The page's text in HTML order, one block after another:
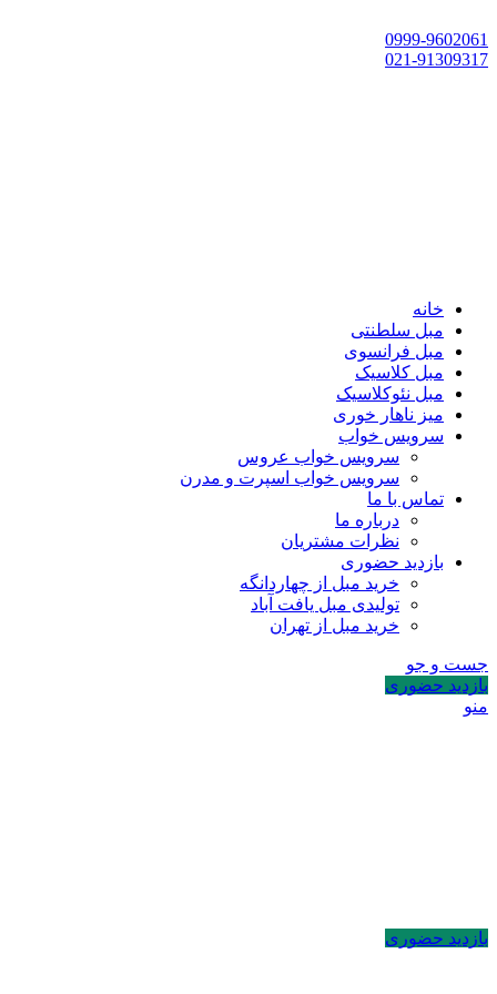
0999-9602061
021-91309317
خانه
مبل سلطنتی
مبل فرانسوی
مبل کلاسیک
مبل نئوکلاسیک
میز ناهار خوری
سرویس خواب
سرویس خواب عروس
سرویس خواب اسپرت و مدرن
تماس با ما
درباره ما
نظرات مشتریان
بازدید حضوری
خرید مبل از چهاردانگه
تولیدی مبل یافت آباد
خرید مبل از تهران
جست و جو
بازدید حضوری
منو
بازدید حضوری